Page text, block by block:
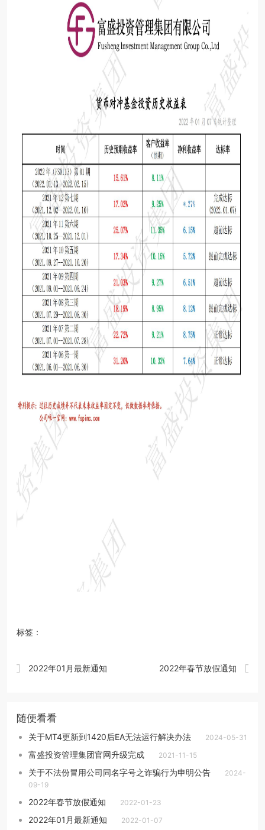
标签：
 2022年01月最新通知 
2022年春节放假通知
随便看看
关于MT4更新到1420后EA无法运行解决办法 2024-05-31
富盛投资管理集团官网升级完成 2021-11-15
关于不法份冒用公司同名字号之诈骗行为申明公告
2024-
09-19
2022年春节放假通知 2022-01-23
2022年01月最新通知 2022-01-07